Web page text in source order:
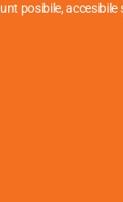
posibile, accesibile